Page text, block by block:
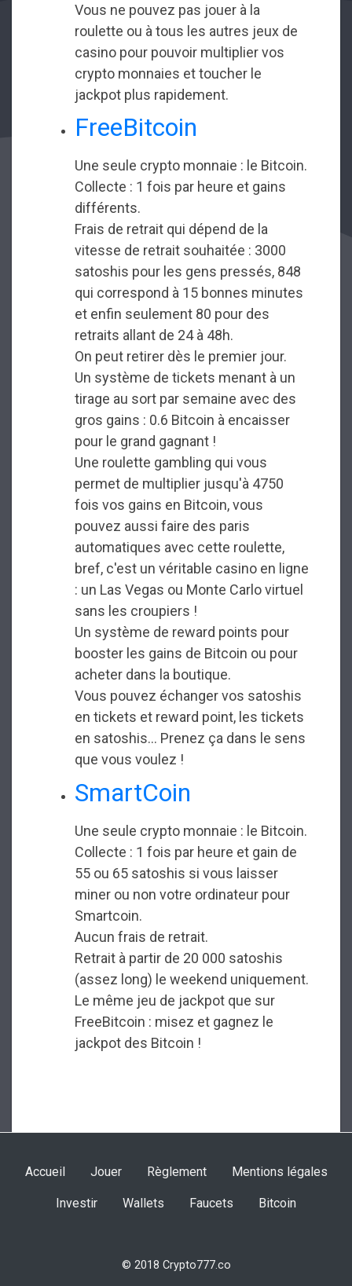
Vous ne pouvez pas jouer à la
roulette ou à tous les autres jeux de
casino pour pouvoir multiplier vos
crypto monnaies et toucher le
jackpot plus rapidement.
FreeBitcoin
Une seule crypto monnaie : le Bitcoin.
Collecte : 1 fois par heure et gains
différents.
Frais de retrait qui dépend de la
vitesse de retrait souhaitée : 3000
satoshis pour les gens pressés, 848
qui correspond à 15 bonnes minutes
et enfin seulement 80 pour des
retraits allant de 24 à 48h.
On peut retirer dès le premier jour.
Un système de tickets menant à un
tirage au sort par semaine avec des
gros gains : 0.6 Bitcoin à encaisser
pour le grand gagnant !
Une roulette gambling qui vous
permet de multiplier jusqu'à 4750
fois vos gains en Bitcoin, vous
pouvez aussi faire des paris
automatiques avec cette roulette,
bref, c'est un véritable casino en ligne
: un Las Vegas ou Monte Carlo virtuel
sans les croupiers !
Un système de reward points pour
booster les gains de Bitcoin ou pour
acheter dans la boutique.
Vous pouvez échanger vos satoshis
en tickets et reward point, les tickets
en satoshis... Prenez ça dans le sens
que vous voulez !
SmartCoin
Une seule crypto monnaie : le Bitcoin.
Collecte : 1 fois par heure et gain de
55 ou 65 satoshis si vous laisser
miner ou non votre ordinateur pour
Smartcoin.
Aucun frais de retrait.
Retrait à partir de 20 000 satoshis
(assez long) le weekend uniquement.
Le même jeu de jackpot que sur
FreeBitcoin : misez et gagnez le
jackpot des Bitcoin !
Accueil Jouer Règlement Mentions légales
Investir Wallets Faucets Bitcoin
© 2018 Crypto777.co